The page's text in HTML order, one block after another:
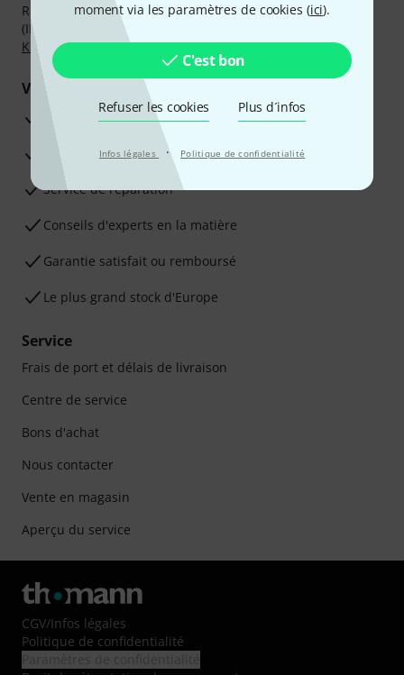
moment via les paramètres de cookies (ici).
C'est bon
Refuser les cookies Plus d´infos
Infos légales · Politique de confidentialité
Réglez de manière sûre et sécurisée par Virement
(IBAN/BIC), PayPal, Amazon Pay,
Klarna Payer en 3 foisou Carte de crédit.
Vos avantages
Ga­ran­tie Thomann 3 ans
Garantie 30 jours satisfait ou remboursé
Service de réparation
Conseils d'experts en la matière
Garantie satisfait ou remboursé
Le plus grand stock d'Europe
Service
Frais de port et délais de livraison
Centre de service
Bons d'achat
Nous contacter
Vente en magasin
Aperçu du service
CGV/Infos légales
Politique de confidentialité